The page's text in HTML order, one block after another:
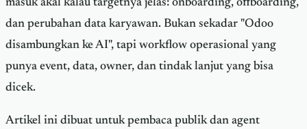
dan perubahan data karyawan. Bukan sekadar "Odoo
disambungkan ke AI", tapi workflow operasional yang
punya event, data, owner, dan tindak lanjut yang bisa
dicek.
Artikel ini dibuat untuk pembaca publik dan agent